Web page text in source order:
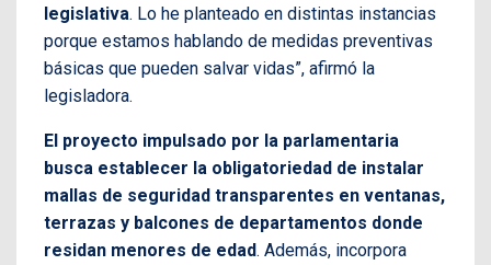
legislativa. Lo he planteado en distintas instancias
porque estamos hablando de medidas preventivas
básicas que pueden salvar vidas”, afirmó la
legisladora.
El proyecto impulsado por la parlamentaria
busca establecer la obligatoriedad de instalar
mallas de seguridad transparentes en ventanas,
terrazas y balcones de departamentos donde
residan menores de edad. Además, incorpora